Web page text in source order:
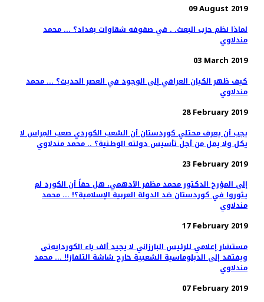
09 August 2019
لماذا نظم حزب البعث. . في صفوفه شقاوات بغداد؟ ... محمد
مندلاوي
03 March 2019
كيف ظهر الكيان العراقي إلى الوجود في العصر الحديث؟ ... محمد
مندلاوي
28 February 2019
يجب أن يعرف محتلي كوردستان أن الشعب الكوردي صعب المِراس لا
يكل ولا يمل من أجل تأسيس دولته الوطنية؟ .. محمد مندلاوي
23 February 2019
إلى المؤرخ الدكتور محمد مظفر الأدهمي، هل حقاً أن الكورد لم
يثوروا في كوردستان ضد الدولة العربية الإسلامية؟! ... محمد
مندلاوي
17 February 2019
مستشار إعلامي للرئيس البارزاني لا يجيد ‌ألف باء الکوردایەتی
ويفتقد إلى الدبلوماسية الشعبية خارج شاشة التلفاز!! ... محمد
مندلاوي
07 February 2019